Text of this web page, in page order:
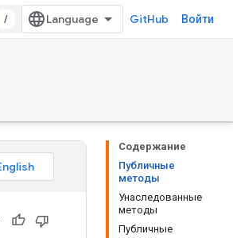
/ GitHub Войти
Содержание
Публичные
методы
Унаследованные
методы
Публичные